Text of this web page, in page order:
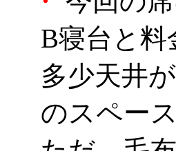
B寝台と
多少天井
のスペー